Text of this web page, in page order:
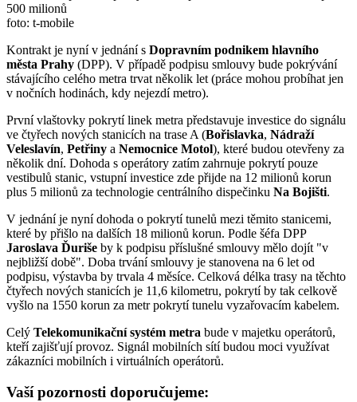
foto: t-mobile
Kontrakt je nyní v jednání s Dopravním podnikem hlavního
města Prahy (DPP). V případě podpisu smlouvy bude pokrývání
stávajícího celého metra trvat několik let (práce mohou probíhat jen
v nočních hodinách, kdy nejezdí metro).
První vlaštovky pokrytí linek metra představuje investice do signálu
ve čtyřech nových stanicích na trase A (Bořislavka, Nádraží
Veleslavín, Petřiny a Nemocnice Motol), které budou otevřeny za
několik dní. Dohoda s operátory zatím zahrnuje pokrytí pouze
vestibulů stanic, vstupní investice zde přijde na 12 milionů korun
plus 5 milionů za technologie centrálního dispečinku Na Bojišti.
V jednání je nyní dohoda o pokrytí tunelů mezi těmito stanicemi,
které by přišlo na dalších 18 milionů korun. Podle šéfa DPP
Jaroslava Ďuriše by k podpisu příslušné smlouvy mělo dojít "v
nejbližší době". Doba trvání smlouvy je stanovena na 6 let od
podpisu, výstavba by trvala 4 měsíce. Celková délka trasy na těchto
čtyřech nových stanicích je 11,6 kilometru, pokrytí by tak celkově
vyšlo na 1550 korun za metr pokrytí tunelu vyzařovacím kabelem.
Celý Telekomunikační systém metra bude v majetku operátorů,
kteří zajišťují provoz. Signál mobilních sítí budou moci využívat
zákazníci mobilních i virtuálních operátorů.
Vaší pozornosti doporučujeme: